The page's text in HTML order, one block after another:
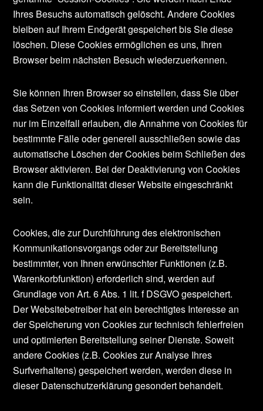
Ihres Besuchs automatisch gelöscht. Andere Cookies
bleiben auf Ihrem Endgerät gespeichert bis Sie diese
löschen. Diese Cookies ermöglichen es uns, Ihren
Browser beim nächsten Besuch wiederzuerkennen.
Sie können Ihren Browser so einstellen, dass Sie über
das Setzen von Cookies informiert werden und Cookies
nur im Einzelfall erlauben, die Annahme von Cookies für
bestimmte Fälle oder generell ausschließen sowie das
automatische Löschen der Cookies beim Schließen des
Browser aktivieren. Bei der Deaktivierung von Cookies
kann die Funktionalität dieser Website eingeschränkt
sein.
Cookies, die zur Durchführung des elektronischen
Kommunikationsvorgangs oder zur Bereitstellung
bestimmter, von Ihnen erwünschter Funktionen (z.B.
Warenkorbfunktion) erforderlich sind, werden auf
Grundlage von Art. 6 Abs. 1 lit. f DSGVO gespeichert.
Der Websitebetreiber hat ein berechtigtes Interesse an
der Speicherung von Cookies zur technisch fehlerfreien
und optimierten Bereitstellung seiner Dienste. Soweit
andere Cookies (z.B. Cookies zur Analyse Ihres
Surfverhaltens) gespeichert werden, werden diese in
dieser Datenschutzerklärung gesondert behandelt.